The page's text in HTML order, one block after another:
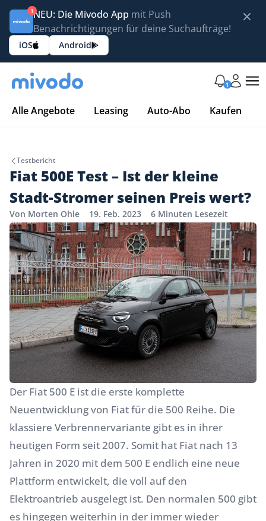
1NEU: Die Mivodo App mit Push
Benachrichtigungen für deine Suchaufträge!
iOS Android
1
Alle Angebote Leasing Auto-Abo Kaufen
Testbericht
Fiat 500E Test – Ist der kleine
Stadt-Stromer seinen Preis wert?
Von Morten Ohle 19. Feb. 2023 6 Minuten Lesezeit
Der Fiat 500 E ist die erste komplette
Neuentwicklung von Fiat für die 500 Reihe. Die
klassiere Verbrennervariante gibt es in ihrer
heutigen Form seit 2007. Somit hat Fiat nach 13
Jahren in 2020 mit dem 500 E endlich eine neue
Plattform entwickelt, die voll auf den
Elektroantrieb ausgelegt ist. Den normalen 500 gibt
es hingegen weiterhin in der immer wieder